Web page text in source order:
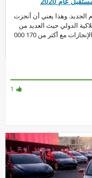
من العام الجديد. وهذا يعني أن أنجزت
الدولي حيث العديد من
الشركات . الآلاف من الباعة مشترك منتجاتها والإنجازات مع أكثر من 170 000
1